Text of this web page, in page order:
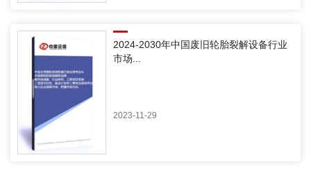
2024-2030年中国废旧轮胎裂解设备行业
市场...
2023-11-29